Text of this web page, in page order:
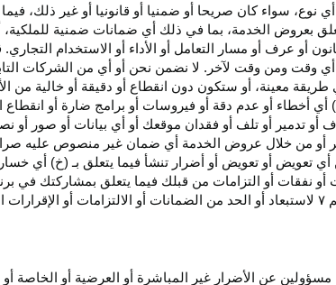
نوع، سواء كان صريحا أو ضمنيا أو قانونيا أو غير ذلك،
بعروض الخدمة، بما في ذلك أي ضمانات ضمنية للملكية، أو
أو عرف أو مسار التعامل أو الأداء أو الاستخدام
ومن وقت لآخر. لا نضمن نحن أو أي من الشركات
معينة، أو ستكون دون انقطاع أو دقيقة أو خالية من
أي أخطاء أو عدم دقة أو فيروسات أو برامج ضارة أو
أو تدمير أو تلف أو فقدان موقعك أو أي بيانات أو صور
أو من خلال عروض الخدمة أي ضمان غير منصوص عليه
تعويض أو تعويض أو أضرار تنشأ فيما يتعلق بـ (خ) أي
نفقات أو التزامات من قبلك فيما يتعلق بمشاركتك في
۷ لاستبعاد أو الحد من الضمانات أو الالتزامات أو
مسؤولين عن الأضرار غير المباشرة أو العرضية أو الخاصة